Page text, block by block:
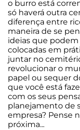
o burro está
só haverá outra
diferença entre
maneira de se
ideias que podem
colocadas em
juntar no
revolucionar o
papel ou sequer
que você está
com os seus
planejamento de
empresa? Pense
próxima...